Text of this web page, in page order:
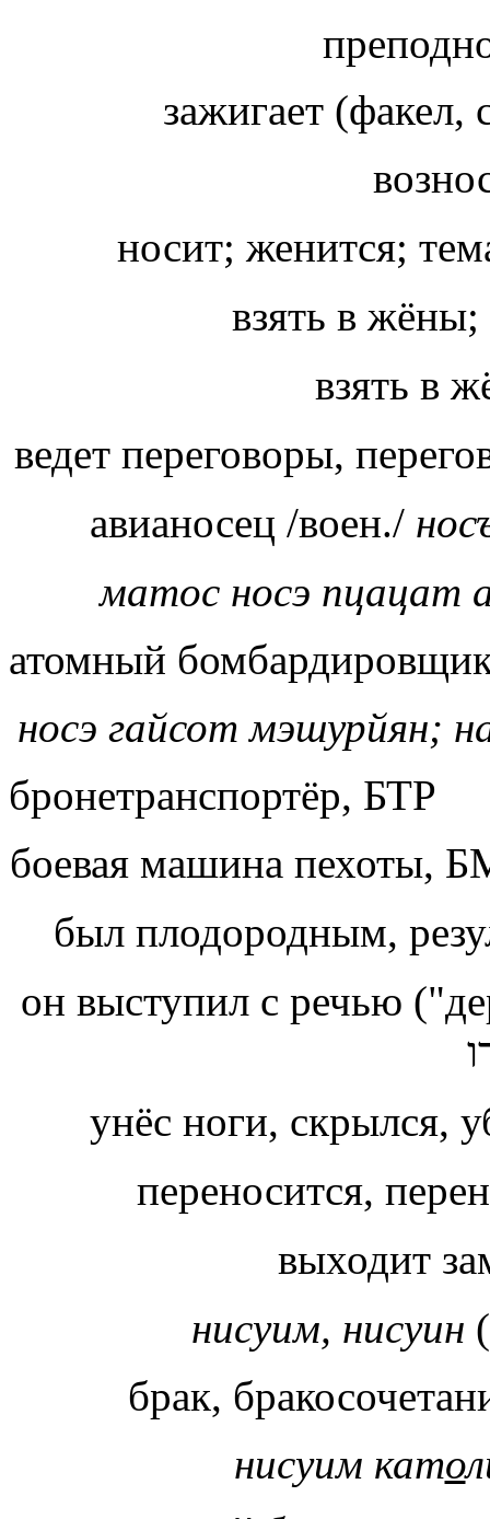
зажигает (факел,
носит; женится;
взять в
взять в
ведет переговоры,
авианосец /воен./
матос носэ пцацат
атомный
носэ гайсот мэшурйян;
бронетранспортёр, БТР
боевая машина пехоты,
был плодородным,
он выступил с речью
унёс ноги, скрылся,
переносится,
выходит
нисуим, нисуин (
брак,
нисуим като